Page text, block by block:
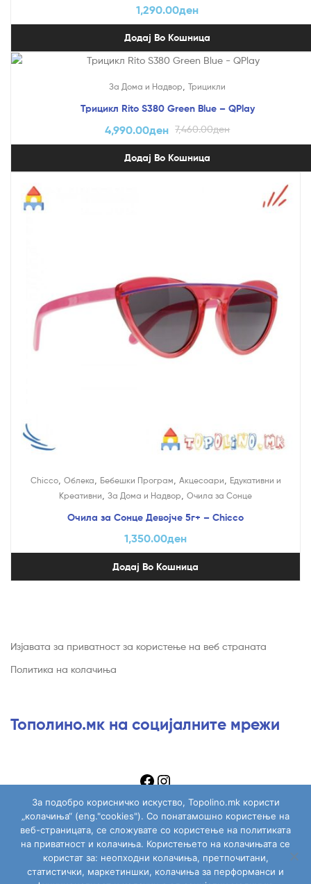
1,290.00ден
Додај Во Кошница
За Дома и Надвор Трицикли
Трицикл Rito S380 Green Blue – QPlay
7,460.00ден
4,990.00ден
Додај Во Кошница
Chicco, Облека Бебешки Програм Акцесоари
Едукативни и
Креативни За Дома и Надвор Очила за Сонце
Очила за Сонце Девојче 5г+ – Chicco
1,350.00ден
Додај Во Кошница
Изјавата за приватност за користење на веб страната
Политика на колачиња
Тополино.мк на социјалните мрежи
Copyright © 2026 Topolino.mk
За подобро корисничко искуство, Topolino.mk користи
„колачиња“ (eng."cookies"). Со понатамошно користење на
веб-страницата, се сложувате со користење на политиката
на приватност и колачиња. Користењето на колачињата се
користат за: неопходни колачиња, претпочитани,
статистички, маркетиншки, колачиња за перформанси и